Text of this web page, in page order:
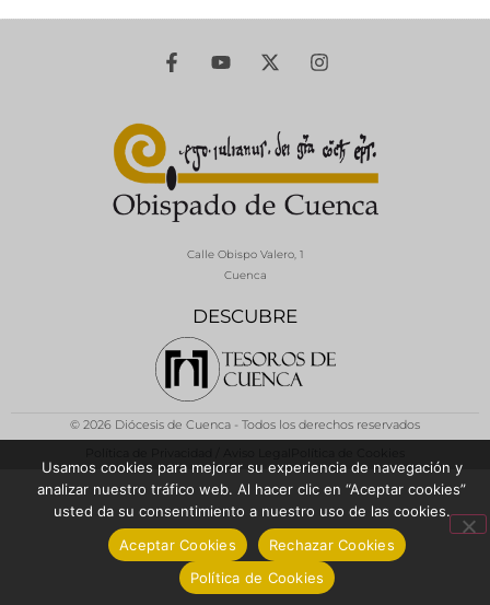
DESCUBRE
Calle Obispo Valero, 1
Cuenca
© 2026 Diócesis de Cuenca - Todos los derechos reservados
Usamos cookies para mejorar su experiencia de navegación y
analizar nuestro tráfico web. Al hacer clic en “Aceptar cookies”
usted da su consentimiento a nuestro uso de las cookies.
Aceptar Cookies
Rechazar Cookies
Política de Cookies